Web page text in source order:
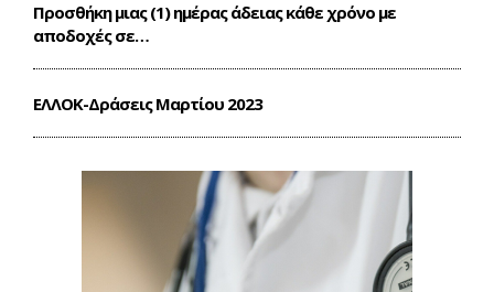
Προσθήκη μιας (1) ημέρας άδειας κάθε χρόνο με
αποδοχές σε…
ΕΛΛΟΚ-Δράσεις Mαρτίου 2023